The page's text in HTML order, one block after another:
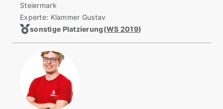
Steiermark
Experte: Klammer Gustav
sonstige Platzierung(WS 2019)